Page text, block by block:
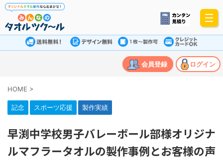
会員登録 ログイン
HOME >
記念 スポーツ応援 製作実績
早渕中学校男子バレーボール部様オリジナ
ルマフラータオルの製作事例とお客様の声